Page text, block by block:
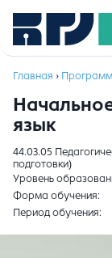
Главная ›
язык
44.03.05
подготовки)
Уровень
Форма обучения
Период обучения